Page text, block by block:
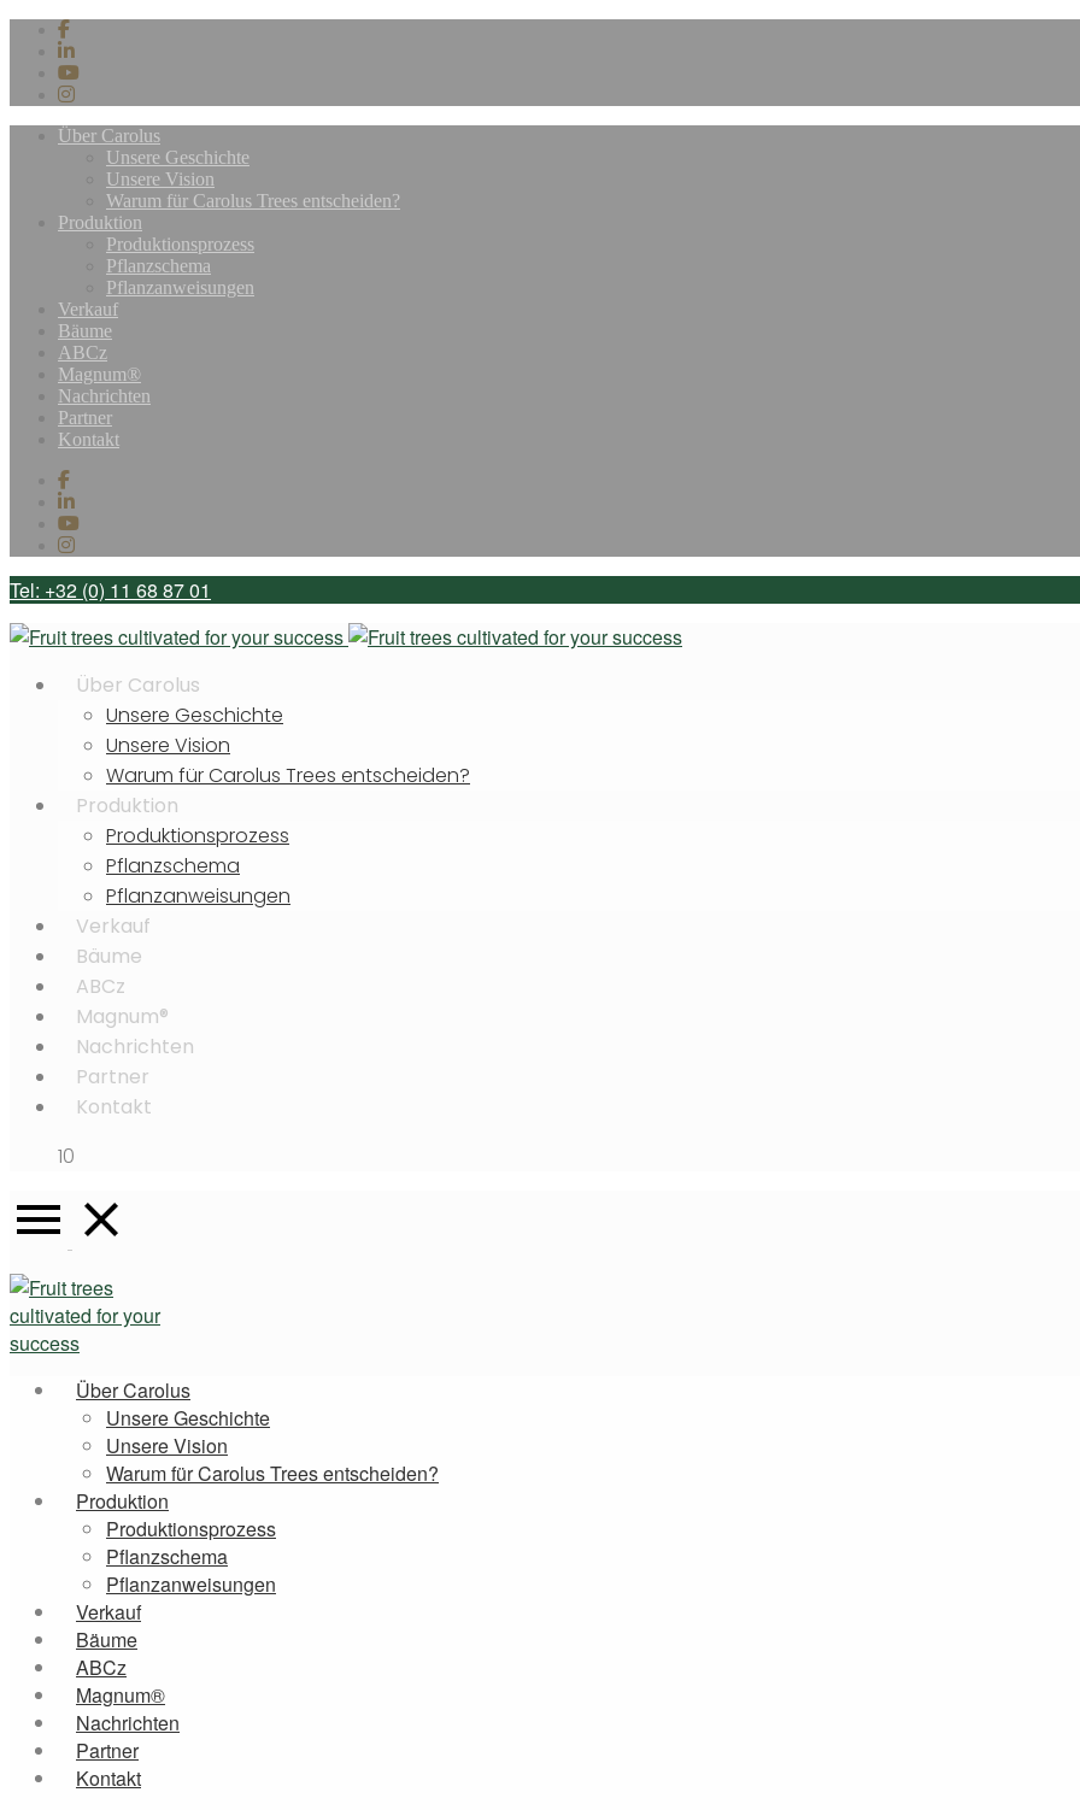
Über Carolus
Unsere Geschichte
Unsere Vision
Warum für Carolus Trees entscheiden?
Produktion
Produktionsprozess
Pflanzschema
Pflanzanweisungen
Verkauf
Bäume
ABCz
Magnum®
Nachrichten
Partner
Kontakt
Tel: +32 (0) 11 68 87 01
Über Carolus
Unsere Geschichte
Unsere Vision
Warum für Carolus Trees entscheiden?
Produktion
Produktionsprozess
Pflanzschema
Pflanzanweisungen
Verkauf
Bäume
ABCz
Magnum®
Nachrichten
Partner
Kontakt
10
Über Carolus
Unsere Geschichte
Unsere Vision
Warum für Carolus Trees entscheiden?
Produktion
Produktionsprozess
Pflanzschema
Pflanzanweisungen
Verkauf
Bäume
ABCz
Magnum®
Nachrichten
Partner
Kontakt